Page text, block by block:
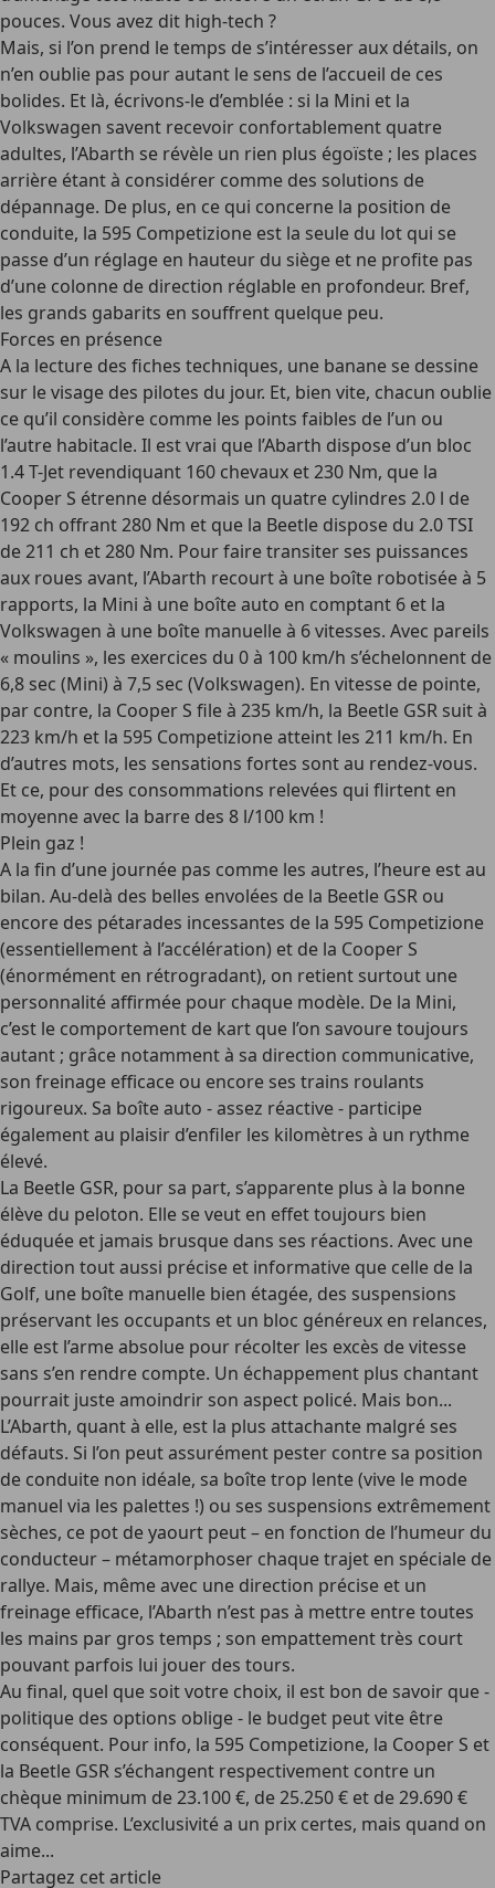
pouces. Vous avez dit high-tech ?
Mais, si l’on prend le temps de s’intéresser aux détails, on
n’en oublie pas pour autant le sens de l’accueil de ces
bolides. Et là, écrivons-le d’emblée : si la Mini et la
Volkswagen savent recevoir confortablement quatre
adultes, l’Abarth se révèle un rien plus égoïste ; les places
arrière étant à considérer comme des solutions de
dépannage. De plus, en ce qui concerne la position de
conduite, la 595 Competizione est la seule du lot qui se
passe d’un réglage en hauteur du siège et ne profite pas
d’une colonne de direction réglable en profondeur. Bref,
les grands gabarits en souffrent quelque peu.
Forces en présence
A la lecture des fiches techniques, une banane se dessine
sur le visage des pilotes du jour. Et, bien vite, chacun oublie
ce qu’il considère comme les points faibles de l’un ou
l’autre habitacle. Il est vrai que l’Abarth dispose d’un bloc
1.4 T-Jet revendiquant 160 chevaux et 230 Nm, que la
Cooper S étrenne désormais un quatre cylindres 2.0 l de
192 ch offrant 280 Nm et que la Beetle dispose du 2.0 TSI
de 211 ch et 280 Nm. Pour faire transiter ses puissances
aux roues avant, l’Abarth recourt à une boîte robotisée à 5
rapports, la Mini à une boîte auto en comptant 6 et la
Volkswagen à une boîte manuelle à 6 vitesses. Avec pareils
« moulins », les exercices du 0 à 100 km/h s’échelonnent de
6,8 sec (Mini) à 7,5 sec (Volkswagen). En vitesse de pointe,
par contre, la Cooper S file à 235 km/h, la Beetle GSR suit à
223 km/h et la 595 Competizione atteint les 211 km/h. En
d’autres mots, les sensations fortes sont au rendez-vous.
Et ce, pour des consommations relevées qui flirtent en
moyenne avec la barre des 8 l/100 km !
Plein gaz !
A la fin d’une journée pas comme les autres, l’heure est au
bilan. Au-delà des belles envolées de la Beetle GSR ou
encore des pétarades incessantes de la 595 Competizione
(essentiellement à l’accélération) et de la Cooper S
(énormément en rétrogradant), on retient surtout une
personnalité affirmée pour chaque modèle. De la Mini,
c’est le comportement de kart que l’on savoure toujours
autant ; grâce notamment à sa direction communicative,
son freinage efficace ou encore ses trains roulants
rigoureux. Sa boîte auto - assez réactive - participe
également au plaisir d’enfiler les kilomètres à un rythme
élevé.
La Beetle GSR, pour sa part, s’apparente plus à la bonne
élève du peloton. Elle se veut en effet toujours bien
éduquée et jamais brusque dans ses réactions. Avec une
direction tout aussi précise et informative que celle de la
Golf, une boîte manuelle bien étagée, des suspensions
préservant les occupants et un bloc généreux en relances,
elle est l’arme absolue pour récolter les excès de vitesse
sans s’en rendre compte. Un échappement plus chantant
pourrait juste amoindrir son aspect policé. Mais bon...
L’Abarth, quant à elle, est la plus attachante malgré ses
défauts. Si l’on peut assurément pester contre sa position
de conduite non idéale, sa boîte trop lente (vive le mode
manuel via les palettes !) ou ses suspensions extrêmement
sèches, ce pot de yaourt peut – en fonction de l’humeur du
conducteur – métamorphoser chaque trajet en spéciale de
rallye. Mais, même avec une direction précise et un
freinage efficace, l’Abarth n’est pas à mettre entre toutes
les mains par gros temps ; son empattement très court
pouvant parfois lui jouer des tours.
Au final, quel que soit votre choix, il est bon de savoir que -
politique des options oblige - le budget peut vite être
conséquent. Pour info, la 595 Competizione, la Cooper S et
la Beetle GSR s’échangent respectivement contre un
chèque minimum de 23.100 €, de 25.250 € et de 29.690 €
TVA comprise. L’exclusivité a un prix certes, mais quand on
aime...
Partagez cet article